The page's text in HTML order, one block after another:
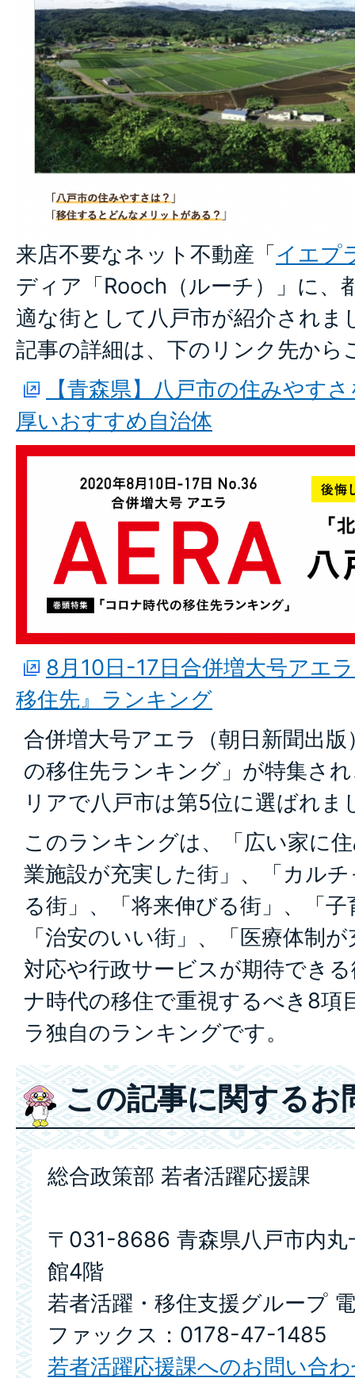
来店不要なネット不動産「 イエプ
ディア「Rooch（ルーチ）」に、
適な街として八戸市が紹介されま
記事の詳細は、下のリンク先から
【青森県】八戸市の住みやす
厚いおすすめ自治体
8月10日-17日合併増大号アエ
移住先』ランキング
合併増大号アエラ（朝日新聞出
の移住先ランキング」が特集さ
リアで八戸市は第5位に選ばれま
このランキングは、「広い家に
業施設が充実した街」、「カル
る街」、「将来伸びる街」、「
「治安のいい街」、「医療体制
対応や行政サービスが期待でき
ナ時代の移住で重視するべき8項
ラ独自のランキングです。
この記事に関するお
総合政策部 若者活躍応援課
〒031-8686 青森県八戸市内丸
館4階
若者活躍・移住支援グループ
ファックス：0178-47-1485
若者活躍応援課へのお問い合